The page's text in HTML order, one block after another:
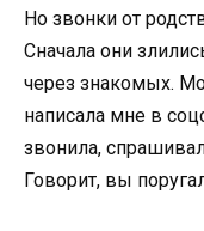
Но звонки от
Сначала они
через знакомых.
написала мне в
звонила,
Говорит, вы